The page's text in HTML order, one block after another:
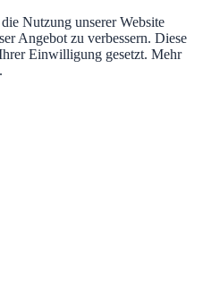
Nutzung unserer Website
Angebot zu verbessern. Diese
Einwilligung gesetzt. Mehr
.